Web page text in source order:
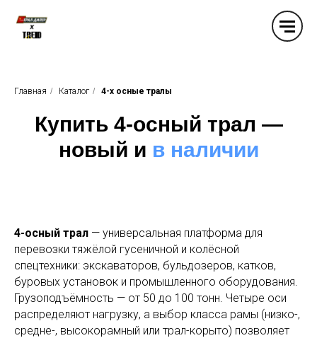
Главная / Каталог / 4-х осные тралы
Купить 4-осный трал —
новый и в наличии
4-осный трал — универсальная платформа для
перевозки тяжёлой гусеничной и колёсной
спецтехники: экскаваторов, бульдозеров, катков,
буровых установок и промышленного оборудования.
Грузоподъёмность — от 50 до 100 тонн. Четыре оси
распределяют нагрузку, а выбор класса рамы (низко-,
средне-, высокорамный или трал-корыто) позволяет